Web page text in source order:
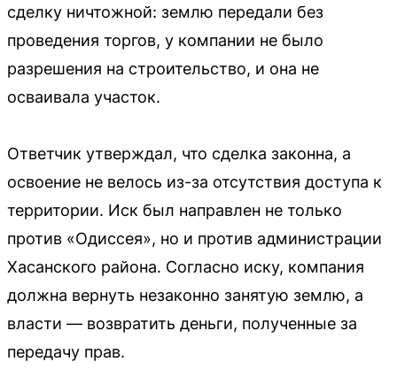
сделку ничтожной: землю передали без
проведения торгов, у компании не было
разрешения на строительство, и она не
осваивала участок.
Ответчик утверждал, что сделка законна, а
освоение не велось из-за отсутствия доступа к
территории. Иск был направлен не только
против «Одиссея», но и против администрации
Хасанского района. Согласно иску, компания
должна вернуть незаконно занятую землю, а
власти — возвратить деньги, полученные за
передачу прав.